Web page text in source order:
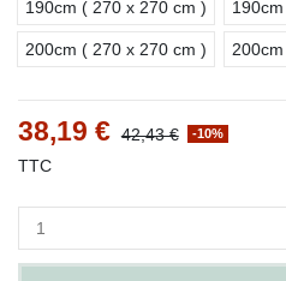
190cm ( 270 x 270 cm )
200cm ( 270 x 270 cm )
38,19 € 42,43 € -10%
TTC